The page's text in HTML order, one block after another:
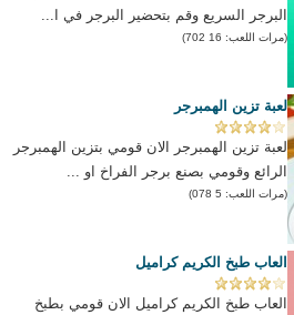
البرجر السريع وقم بتحضير البرجر في ا...
(مرات اللعب: 16 702)
لعبة تزين الهمبرجر
لعبة تزين الهمبرجر الان قومي بتزين الهمبرجر
الرائع وقومي بصنع برجر الفراخ او ...
(مرات اللعب: 5 078)
العاب طبخ الكريم كراميل
العاب طبخ الكريم كراميل الان قومي بطبخ